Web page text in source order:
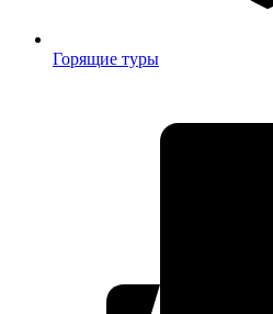
Горящие туры